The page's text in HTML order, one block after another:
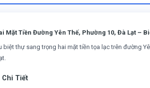
Mặt Tiền Đường Yên Thế, Phường 10, Đà Lạt –
biệt thự sang trọng hai mặt tiền tọa lạc trên đường
Tiết